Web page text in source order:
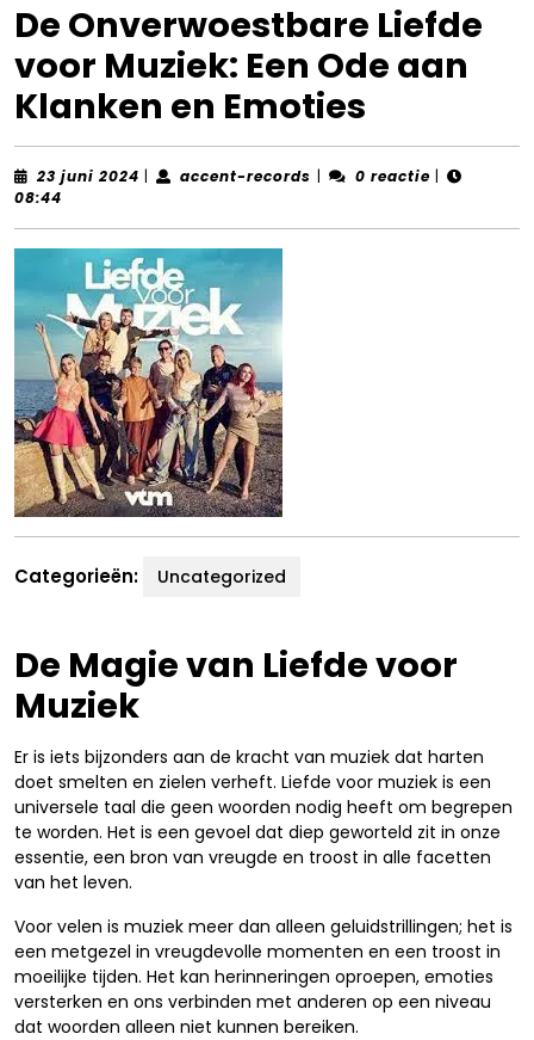
De Onverwoestbare Liefde
voor Muziek: Een Ode aan
Klanken en Emoties
23 juni 2024 23
| accent-records accent-
| 0 reactie |
08:44
Categorieën: Uncategorized
De Magie van Liefde voor
Muziek
Er is iets bijzonders aan de kracht van muziek dat harten
doet smelten en zielen verheft. Liefde voor muziek is een
universele taal die geen woorden nodig heeft om begrepen
te worden. Het is een gevoel dat diep geworteld zit in onze
essentie, een bron van vreugde en troost in alle facetten
van het leven.
Voor velen is muziek meer dan alleen geluidstrillingen; het is
een metgezel in vreugdevolle momenten en een troost in
moeilijke tijden. Het kan herinneringen oproepen, emoties
versterken en ons verbinden met anderen op een niveau
dat woorden alleen niet kunnen bereiken.